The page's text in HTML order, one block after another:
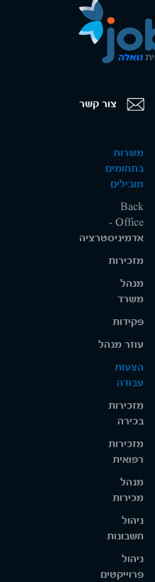
משרות
בתחומים
מובילים
Back
Office -
אדמיניסטרציה
מזכירות
מנהל
משרד
פקידות
עוזר מנהל
הצעות
עבודה
מזכירות
בכירה
מזכירות
רפואית
מנהל
מכירות
ניהול
חשבונות
ניהול
פרוייקטים